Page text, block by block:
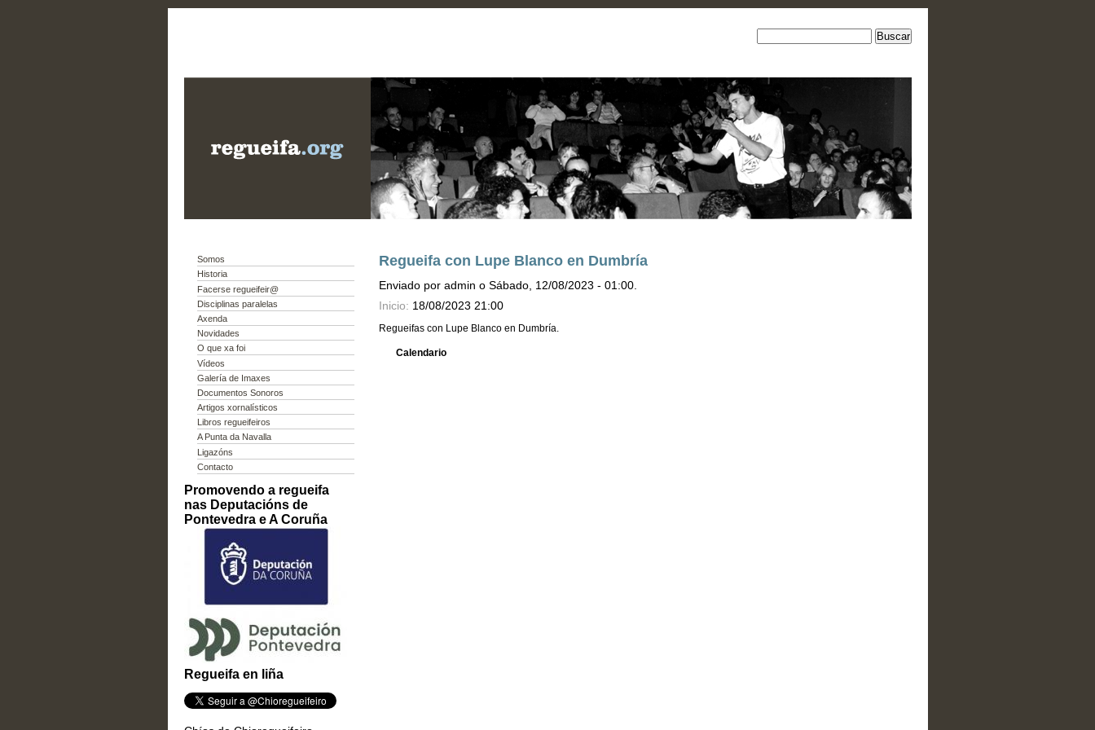
Somos
Historia
Facerse regueifeir@
Disciplinas paralelas
Axenda
Novidades
O que xa foi
Vídeos
Galería de Imaxes
Documentos Sonoros
Artigos xornalísticos
Libros regueifeiros
A Punta da Navalla
Ligazóns
Contacto
Promovendo a regueifa
nas Deputacións de
Pontevedra e A Coruña
Regueifa en liña
Regueifa con Lupe Blanco en Dumbría
Enviado por admin o Sábado, 12/08/2023 - 01:00.
Inicio: 18/08/2023 21:00
Regueifas con Lupe Blanco en Dumbría.
Calendario